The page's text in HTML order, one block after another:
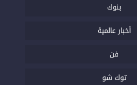
بنوك
أخبار عالمية
فن
توك شو